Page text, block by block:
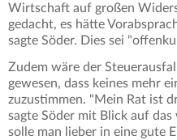
Wirtschaft auf großen
gedacht, es hätte
sagte Söder. Dies sei
Zudem wäre der
gewesen, dass keines mehr
zuzustimmen. "Mein Rat ist
sagte Söder mit Blick auf das
solle man lieber in eine gute